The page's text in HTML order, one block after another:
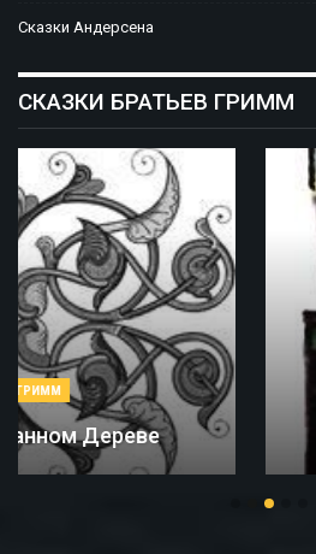
Сказки Андерсена
СКАЗКИ БРАТЬЕВ ГРИММ
СКАЗКИ БРАТЬЕВ
Соломинка,